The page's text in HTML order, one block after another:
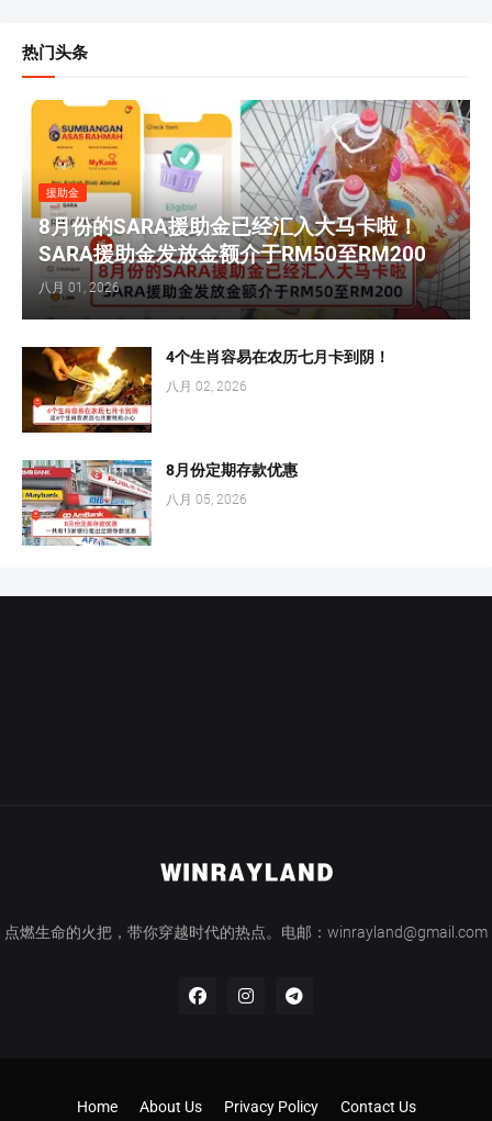
热门头条
援助金
8月份的SARA援助金已经汇入大马卡啦！
SARA援助金发放金额介于RM50至RM200
八月 01, 2026
4个生肖容易在农历七月卡到阴！
八月 02, 2026
8月份定期存款优惠
八月 05, 2026
点燃生命的火把，带你穿越时代的热点。电邮：winrayland@gmail.com
Home About Us Privacy Policy Contact Us